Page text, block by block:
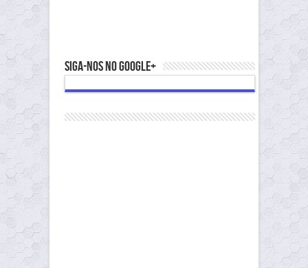
Siga-nos no Google+